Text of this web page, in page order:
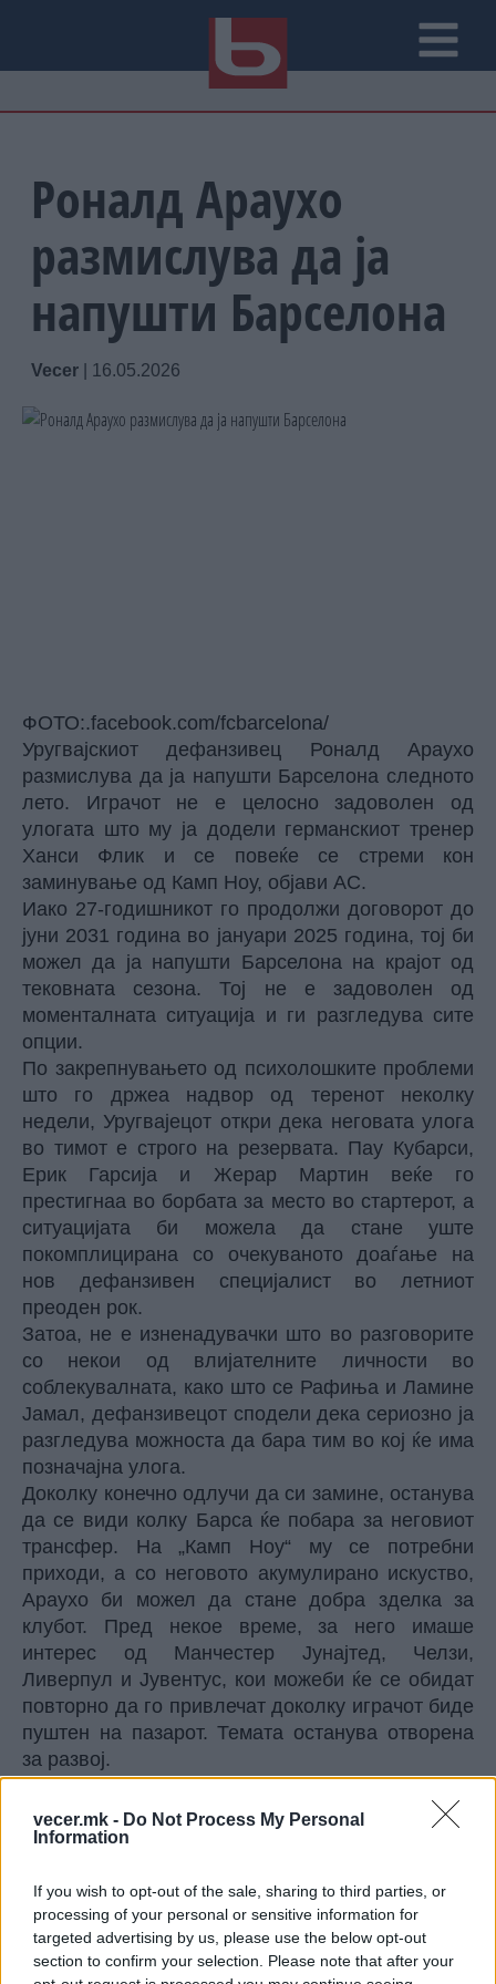
vecer.mk - Do Not Process My Personal
Information
If you wish to opt-out of the sale, sharing to third parties, or
processing of your personal or sensitive information for
targeted advertising by us, please use the below opt-out
section to confirm your selection. Please note that after your
Роналд Араухо
размислува да ја
напушти Барселона
Vecer 16.05.2026
ФОТО:.facebook.com/fcbarcelona/
Уругвајскиот дефанзивец Роналд Араухо
размислува да ја напушти Барселона следното
лето. Играчот не е целосно задоволен од
улогата што му ја додели германскиот тренер
Ханси Флик и се повеќе се стреми кон
заминување од Камп Ноу, објави АС.
Иако 27-годишникот го продолжи договорот до
јуни 2031 година во јануари 2025 година, тој би
можел да ја напушти Барселона на крајот од
тековната сезона. Тој не е задоволен од
моменталната ситуација и ги разгледува сите
опции.
По закрепнувањето од психолошките проблеми
што го држеа надвор од теренот неколку
недели, Уругвајецот откри дека неговата улога
во тимот е строго на резервата. Пау Кубарси,
Ерик Гарсија и Жерар Мартин веќе го
престигнаа во борбата за место во стартерот, а
ситуацијата би можела да стане уште
покомплицирана со очекуваното доаѓање на
нов дефанзивен специјалист во летниот
преоден рок.
Затоа, не е изненадувачки што во разговорите
со некои од влијателните личности во
соблекувалната, како што се Рафиња и Ламине
Јамал, дефанзивецот сподели дека сериозно ја
разгледува можноста да бара тим во кој ќе има
позначајна улога.
Доколку конечно одлучи да си замине, останува
да се види колку Барса ќе побара за неговиот
трансфер. На „Камп Ноу“ му се потребни
приходи, а со неговото акумулирано искуство,
Араухо би можел да стане добра зделка за
клубот. Пред некое време, за него имаше
интерес од Манчестер Јунајтед, Челзи,
Ливерпул и Јувентус, кои можеби ќе се обидат
повторно да го привлечат доколку играчот биде
пуштен на пазарот. Темата останува отворена
за развој.
sportmedia.mk
Манчестер Сити веќе најде
замена за Родри и тоа каква!